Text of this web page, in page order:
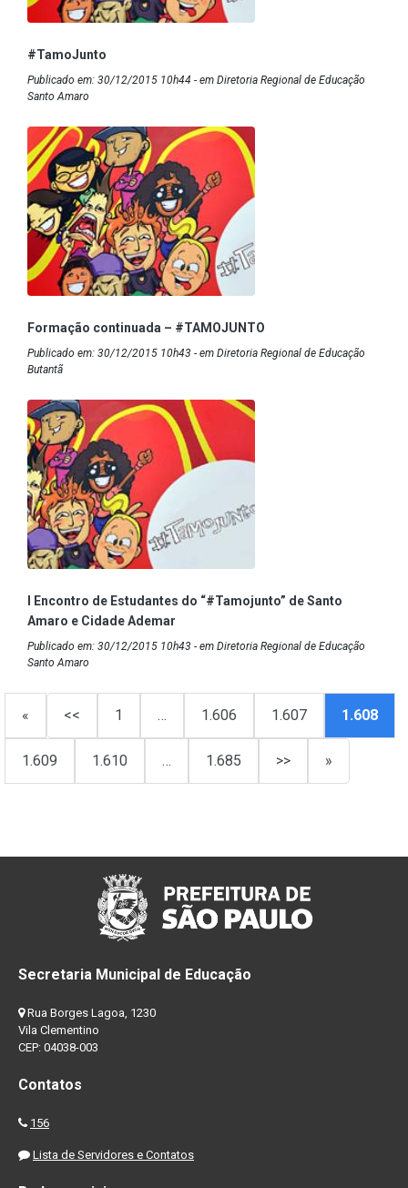
#TamoJunto
Publicado em: 30/12/2015 10h44 - em Diretoria Regional de Educação
Santo Amaro
Formação continuada – #TAMOJUNTO
Publicado em: 30/12/2015 10h43 - em Diretoria Regional de Educação
Butantã
I Encontro de Estudantes do “#Tamojunto” de Santo
Amaro e Cidade Ademar
Publicado em: 30/12/2015 10h43 - em Diretoria Regional de Educação
Santo Amaro
« << 1 … 1.606 1.607 1.608
1.609 1.610 … 1.685 >> »
Secretaria Municipal de Educação
Rua Borges Lagoa, 1230
Vila Clementino
CEP: 04038-003
Contatos
156
Lista de Servidores e Contatos